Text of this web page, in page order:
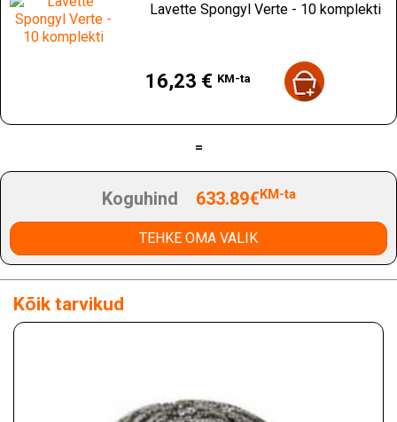
Lavette Spongyl Verte - 10 komplekti
16,23 € KM-ta
=
Koguhind 633.89€KM-ta
TEHKE OMA VALIK
Kõik tarvikud